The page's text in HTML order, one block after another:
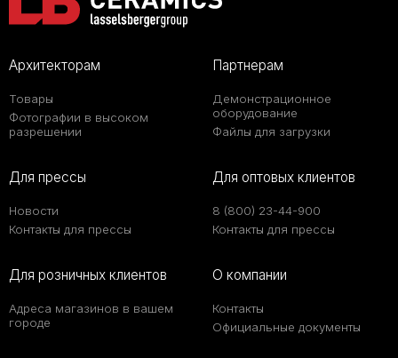
Архитекторам
Товары
Фотографии в высоком
разрешении
Партнерам
Демонстрационное
оборудование
Файлы для загрузки
Для прессы
Новости
Контакты для прессы
Для оптовых клиентов
8 (800) 23-44-900
Контакты для прессы
Для розничных клиентов
Адреса магазинов в вашем
городе
О компании
Контакты
Официальные документы